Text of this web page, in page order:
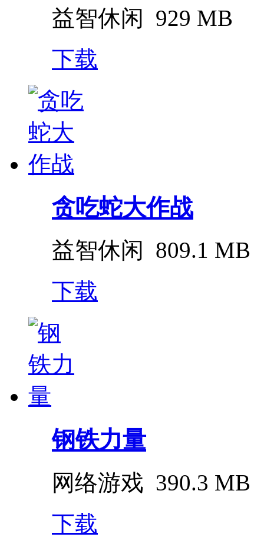
益智休闲 929 MB
下载
贪吃蛇大作战
益智休闲 809.1 MB
下载
钢铁力量
网络游戏 390.3 MB
下载